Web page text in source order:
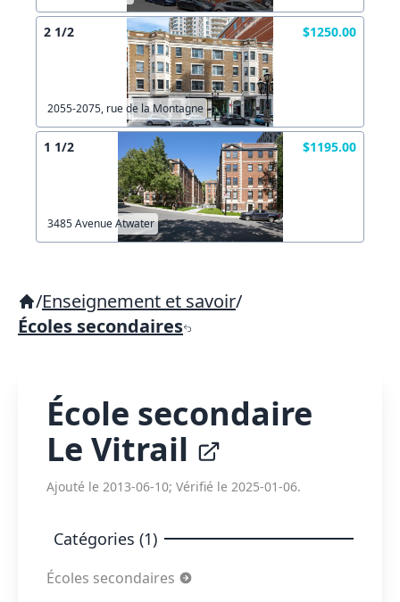
2 1/2 $1250.00
2055-2075, rue de la Montagne
1 1/2 $1195.00
3485 Avenue Atwater
/Enseignement et savoir/
Écoles secondaires
École secondaire
Le Vitrail
Ajouté le 2013-06-10; Vérifié le 2025-01-06.
Catégories (1)
Écoles secondaires